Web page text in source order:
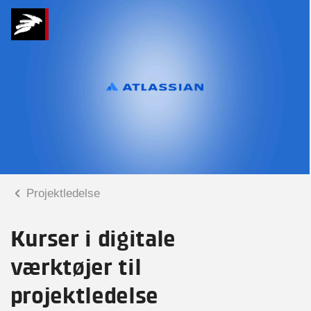
Projektledelse
Kurser i digitale
værktøjer til
projektledelse